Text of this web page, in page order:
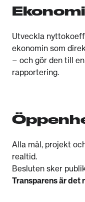
Utveckla
ekonomin som
– och gör den till
rapportering.
Alla mål, projekt
realtid.
Besluten sker
Transparens är